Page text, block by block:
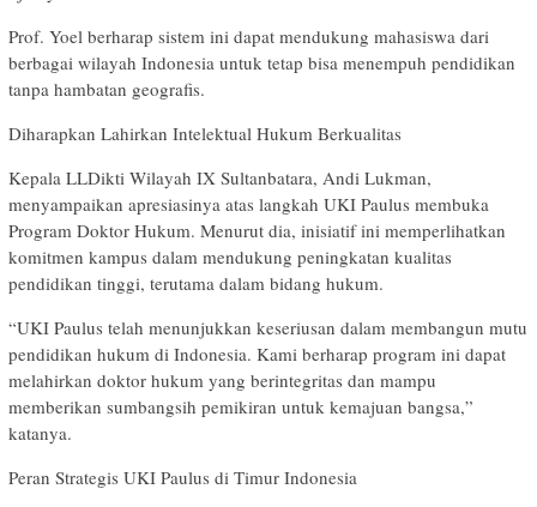
Prof. Yoel berharap sistem ini dapat mendukung mahasiswa dari
berbagai wilayah Indonesia untuk tetap bisa menempuh pendidikan
tanpa hambatan geografis.
Diharapkan Lahirkan Intelektual Hukum Berkualitas
Kepala LLDikti Wilayah IX Sultanbatara, Andi Lukman,
menyampaikan apresiasinya atas langkah UKI Paulus membuka
Program Doktor Hukum. Menurut dia, inisiatif ini memperlihatkan
komitmen kampus dalam mendukung peningkatan kualitas
pendidikan tinggi, terutama dalam bidang hukum.
“UKI Paulus telah menunjukkan keseriusan dalam membangun mutu
pendidikan hukum di Indonesia. Kami berharap program ini dapat
melahirkan doktor hukum yang berintegritas dan mampu
memberikan sumbangsih pemikiran untuk kemajuan bangsa,”
katanya.
Peran Strategis UKI Paulus di Timur Indonesia